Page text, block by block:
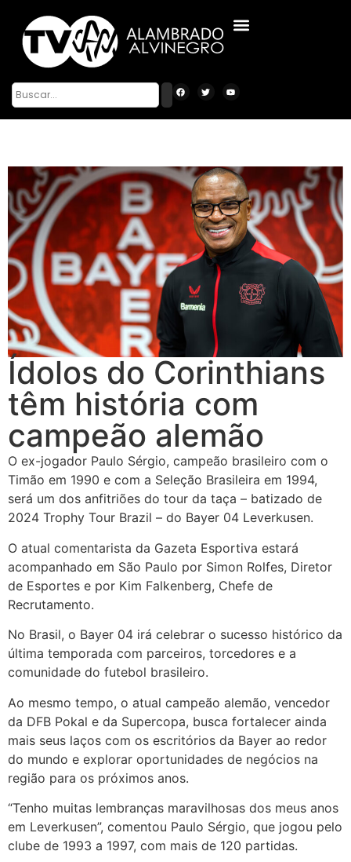
Ídolos do Corinthians
têm história com
campeão alemão
O ex-jogador Paulo Sérgio, campeão brasileiro com o
Timão em 1990 e com a Seleção Brasileira em 1994,
será um dos anfitriões do tour da taça – batizado de
2024 Trophy Tour Brazil – do Bayer 04 Leverkusen.
O atual comentarista da Gazeta Esportiva estará
acompanhado em São Paulo por Simon Rolfes, Diretor
de Esportes e por Kim Falkenberg, Chefe de
Recrutamento.
No Brasil, o Bayer 04 irá celebrar o sucesso histórico da
última temporada com parceiros, torcedores e a
comunidade do futebol brasileiro.
Ao mesmo tempo, o atual campeão alemão, vencedor
da DFB Pokal e da Supercopa, busca fortalecer ainda
mais seus laços com os escritórios da Bayer ao redor
do mundo e explorar oportunidades de negócios na
região para os próximos anos.
“Tenho muitas lembranças maravilhosas dos meus anos
em Leverkusen”, comentou Paulo Sérgio, que jogou pelo
clube de 1993 a 1997, com mais de 120 partidas.